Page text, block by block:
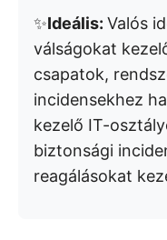
✨Ideális: Valós
válságokat
csapatok,
incidensekhez
kezelő IT-
biztonsági
reagálásokat